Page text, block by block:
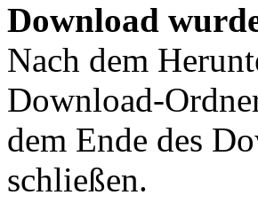
Download
Nach dem
Download-
dem Ende des
schließen.